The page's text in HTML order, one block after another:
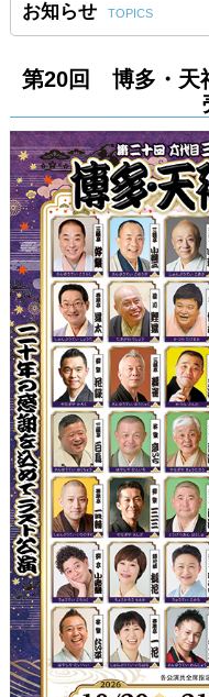
お知らせ TOPICS
第20回 博多・天